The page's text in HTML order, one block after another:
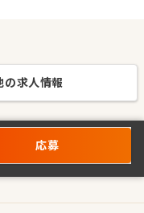
の求人情報
応募